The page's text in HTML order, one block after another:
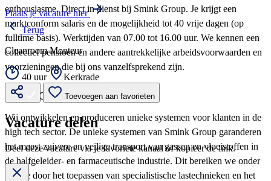
enthousiasme. Direct in dienst bij Smink Group. Je krijgt een
marktconform salaris en de mogelijkheid tot 40 vrije dagen (op
fulltime basis). Werktijden van 07.00 tot 16.00 uur. We kennen een
collectief pensioen en andere aantrekkelijke arbeidsvoorwaarden en
voorzieningen die bij ons vanzelfsprekend zijn.
Smink Group:
Wij ontwikkelen en produceren unieke systemen voor klanten in de
high tech sector. De unieke systemen van Smink Group garanderen
het meest zuivere en veilige transport van gassen en vloeistoffen in
de halfgeleider- en farmaceutische industrie. Dit bereiken we onder
andere door het toepassen van specialistische lastechnieken en het
Plaats je vacature hier
Terug
Cleanroom Monteur
40 uur Kerkrade
Toevoegen aan favorieten
Vacature delen
Deel deze vacature via je favoriete kanaal of kopieer de link.